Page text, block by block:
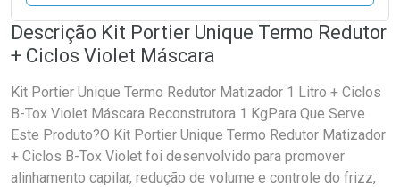
Descrição Kit Portier Unique Termo Redutor
+ Ciclos Violet Máscara
Kit Portier Unique Termo Redutor Matizador 1 Litro + Ciclos
B-Tox Violet Máscara Reconstrutora 1 KgPara Que Serve
Este Produto?O Kit Portier Unique Termo Redutor Matizador
+ Ciclos B-Tox Violet foi desenvolvido para promover
alinhamento capilar, redução de volume e controle do frizz,